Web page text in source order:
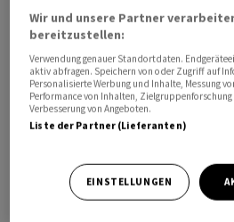
SK Hynix hat sich zum
Speicherchips für den KI-
und ist damit ein ​zentraler
Künstliche Intelligenz. Mit dem
Aktienplatzierung will das
Nachfrage ​nach KI-Chips zu
in ​den vergangenen zwei
Wir und unsere Partner
bereitzustellen:
Verwendung genauer Standortdaten.
aktiv abfragen. Speichern von oder Zugriff auf
Personalisierte Werbung und Inhalte, Messung
Performance von Inhalten,
Verbesserung von Angeboten.
Liste der Partner (Lieferanten)
EINSTELLUNGEN